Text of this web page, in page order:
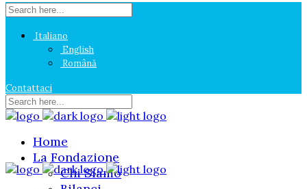
Italiano
English
Română
Contattaci
Home
La Fondazione
Chi Siamo